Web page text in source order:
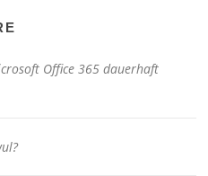
Office 365 dauerhaft